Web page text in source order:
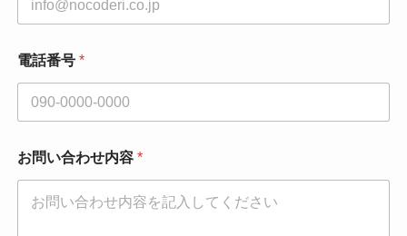
電話番号 *
お問い合わせ内容 *